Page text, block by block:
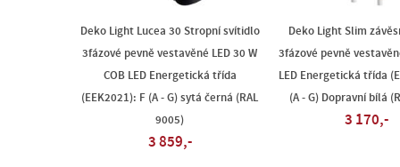
Deko Light Lucea 30 Stropní svítidlo
3fázové pevně vestavěné LED 30 W
COB LED Energetická třída
(EEK2021): F (A - G) sytá černá (RAL
9005)
3 859,-
Deko Light Slim
3fázové pevně
LED Energetická třída
(A - G) Dopravní bílá
3 170,-